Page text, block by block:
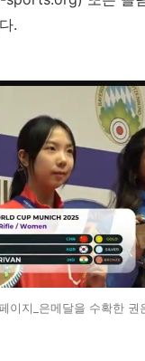
.
이지_은메달을 수확한 권